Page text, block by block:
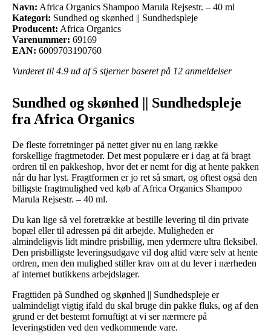
Navn: Africa Organics Shampoo Marula Rejsestr. – 40 ml
Kategori: Sundhed og skønhed || Sundhedspleje
Producent: Africa Organics
Varenummer: 69169
EAN: 6009703190760
Vurderet til 4.9 ud af 5 stjerner baseret på 12 anmeldelser
Sundhed og skønhed || Sundhedspleje
fra Africa Organics
De fleste forretninger på nettet giver nu en lang række
forskellige fragtmetoder. Det mest populære er i dag at få bragt
ordren til en pakkeshop, hvor det er nemt for dig at hente pakken
når du har lyst. Fragtformen er jo ret så smart, og oftest også den
billigste fragtmulighed ved køb af Africa Organics Shampoo
Marula Rejsestr. – 40 ml.
Du kan lige så vel foretrække at bestille levering til din private
bopæl eller til adressen på dit arbejde. Muligheden er
almindeligvis lidt mindre prisbillig, men ydermere ultra fleksibel.
Den prisbilligste leveringsudgave vil dog altid være selv at hente
ordren, men den mulighed stiller krav om at du lever i nærheden
af internet butikkens arbejdslager.
Fragttiden på Sundhed og skønhed || Sundhedspleje er
ualmindeligt vigtig ifald du skal bruge din pakke fluks, og af den
grund er det bestemt fornuftigt at vi ser nærmere på
leveringstiden ved den vedkommende vare.